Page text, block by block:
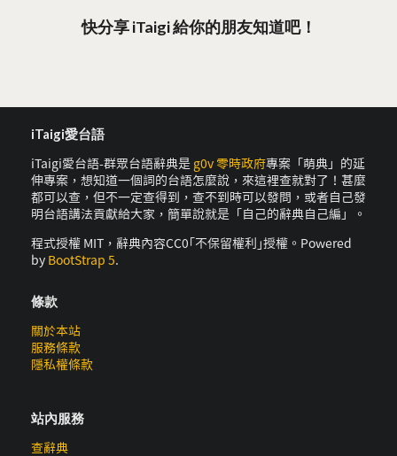
快分享 iTaigi 給你的朋友知道吧！
iTaigi愛台語
iTaigi愛台語-群眾台語辭典是 g0v 零時政府專案「萌典」的延
伸專案，想知道一個詞的台語怎麼說，來這裡查就對了！甚麼
都可以查，但不一定查得到，查不到時可以發問，或者自己發
明台語講法貢獻給大家，簡單說就是「自己的辭典自己編」。
程式授權 MIT，辭典內容CC0｢不保留權利｣授權。Powered
by BootStrap 5.
條款
關於本站
服務條款
隱私權條款
站內服務
查辭典